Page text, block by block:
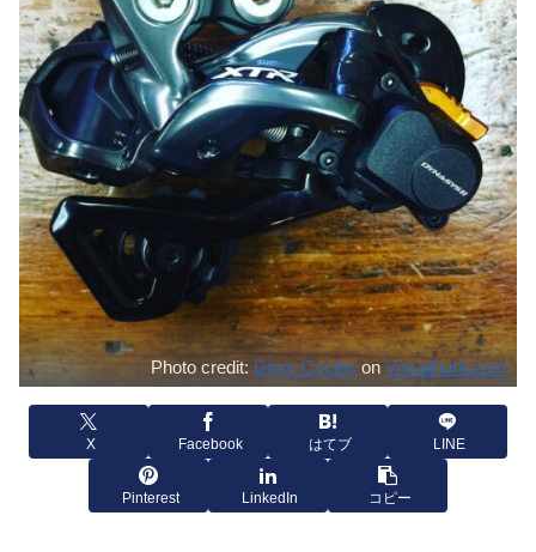
Photo credit: Glory Cycles on Visualhunt.com
X Facebook はてブ LINE
Pinterest LinkedIn コピー